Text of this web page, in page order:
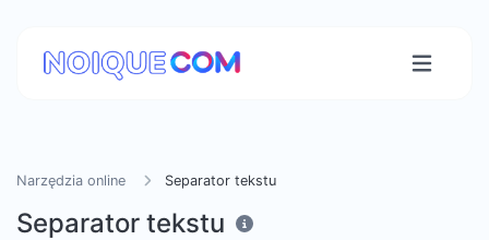
Narzędzia online Separator tekstu
Separator tekstu